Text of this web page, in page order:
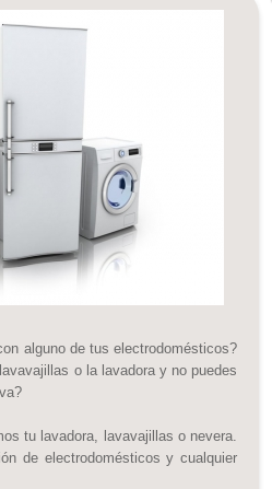
alguno de tus electrodomésticos?
o la lavadora y no puedes
tu lavadora, lavavajillas o nevera.
de electrodomésticos y cualquier